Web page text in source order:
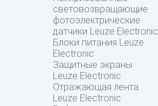
световозвращающие
фотоэлектрические
датчики Leuze Electronic
Блоки питания Leuze
Electronic
Защитные экраны
Leuze Electronic
Отражающая лента
Leuze Electronic